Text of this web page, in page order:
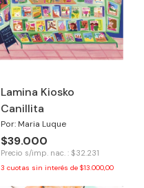
Lamina Kiosko
Canillita
Por: Maria Luque
$39.000
Precio s/imp. nac. : $32.231
3 cuotas sin interés de $13.000,00